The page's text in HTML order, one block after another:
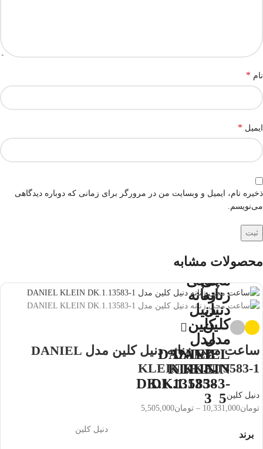
نام *
ایمیل *
ذخیره نام، ایمیل و وبسایت من در مرورگر برای زمانی که دوباره دیدگاهی
می‌نویسم.
محصولات مشابه
ساعت مچی زنانه دنیل کلین مدل DANIEL
KLEIN DK.1.13583-1
دنیل کلین
تومان10,331,000
– تومان5,505,000
برند
دنیل کلین